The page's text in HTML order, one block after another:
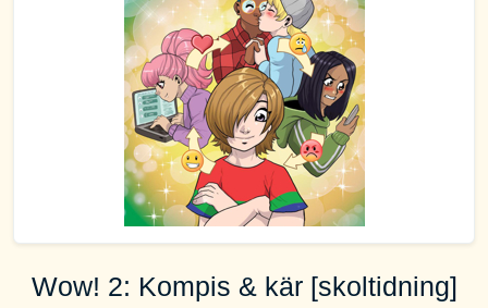
Wow! 2: Kompis & kär [skoltidning]